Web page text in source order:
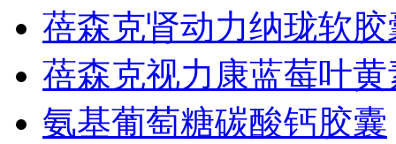
蓓森克肾动力纳珑软胶
蓓森克视力康蓝莓叶
氨基葡萄糖碳酸钙胶囊